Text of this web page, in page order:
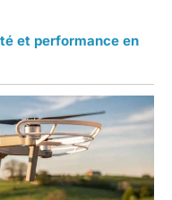
et performance en